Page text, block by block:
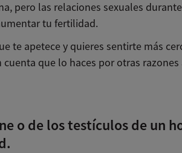
pero las relaciones sexuales
tu fertilidad.
te apetece y quieres sentirte más
cuenta que lo haces por otras
o de los testículos de un